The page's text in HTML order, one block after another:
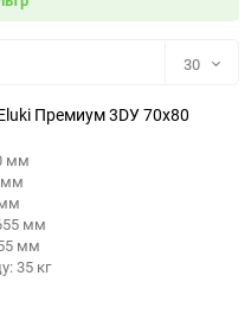
30
30
Премиум 3DУ 70x80
мм
мм
мм
мм
35 кг